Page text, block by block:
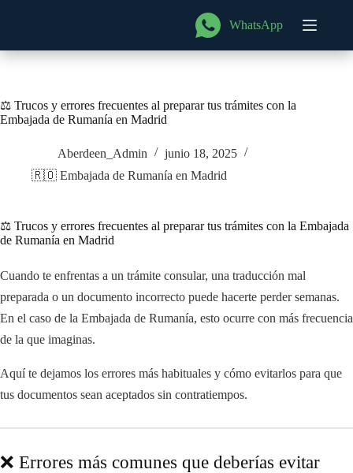
WhatsApp
⚖️ Trucos y errores frecuentes al preparar tus trámites con la
Embajada de Rumanía en Madrid
Aberdeen_Admin
junio 18, 2025
🇷🇴 Embajada de Rumanía en Madrid
⚖️ Trucos y errores frecuentes al preparar tus trámites con la Embajada
de Rumanía en Madrid
Cuando te enfrentas a un trámite consular, una traducción mal
preparada o un documento incorrecto puede hacerte perder semanas.
En el caso de la Embajada de Rumanía, esto ocurre con más frecuencia
de la que imaginas.
Aquí te dejamos los errores más habituales y cómo evitarlos para que
tus documentos sean aceptados sin contratiempos.
❌ Errores más comunes que deberías evitar